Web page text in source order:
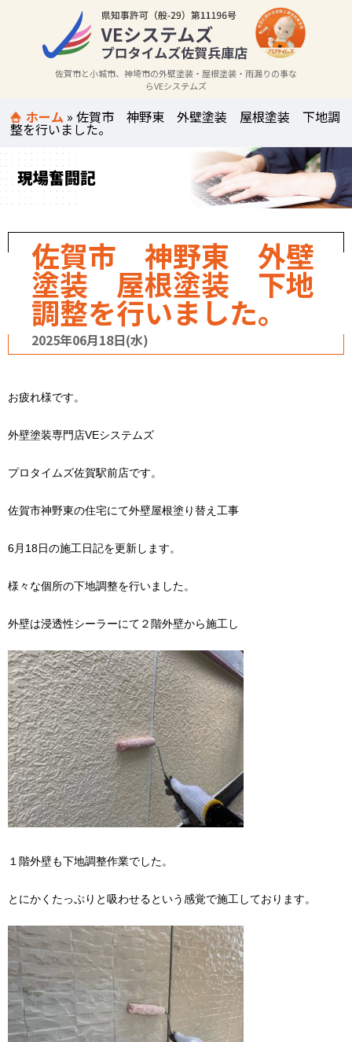
佐賀市と小城市、神埼市の外壁塗装・屋根塗装・雨漏りの事な
らVEシステムズ
ホーム »佐賀市 神野東 外壁塗装 屋根塗装 下地調
整を行いました。
現場奮闘記
佐賀市 神野東 外壁
塗装 屋根塗装 下地
調整を行いました。
2025年06月18日(水)
お疲れ様です。
外壁塗装専門店VEシステムズ
プロタイムズ佐賀駅前店です。
佐賀市神野東の住宅にて外壁屋根塗り替え工事
6月18日の施工日記を更新します。
様々な個所の下地調整を行いました。
外壁は浸透性シーラーにて２階外壁から施工し
１階外壁も下地調整作業でした。
とにかくたっぷりと吸わせるという感覚で施工しております。